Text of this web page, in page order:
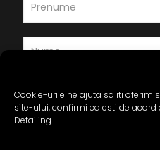
Cookie-urile ne ajuta sa iti oferim
site-ului, confirmi ca esti de acord
Detailing.